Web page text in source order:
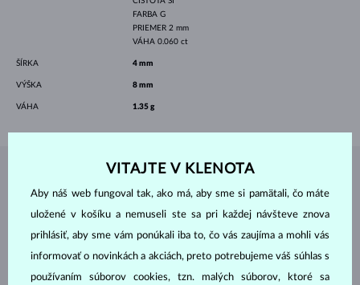
FARBA G
PRIEMER 2 mm
VÁHA 0.060 ct
ŠÍRKA 4 mm
VÝŠKA 8 mm
VÁHA 1.35 g
VITAJTE V KLENOTA
Aby náš web fungoval tak, ako má, aby sme si pamätali, čo máte
uložené v košíku a nemuseli ste sa pri každej návšteve znova
prihlásiť, aby sme vám ponúkali iba to, čo vás zaujíma a mohli vás
informovať o novinkách a akciách, preto potrebujeme váš súhlas s
používaním súborov cookies, tzn. malých súborov, ktoré sa